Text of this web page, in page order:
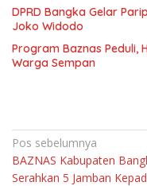
DPRD Bangka Gelar
Joko Widodo
Program Baznas Peduli,
Warga Sempan
Navigasi
pos
Pos sebelumnya
BAZNAS Kabupaten
Serahkan 5 Jamban